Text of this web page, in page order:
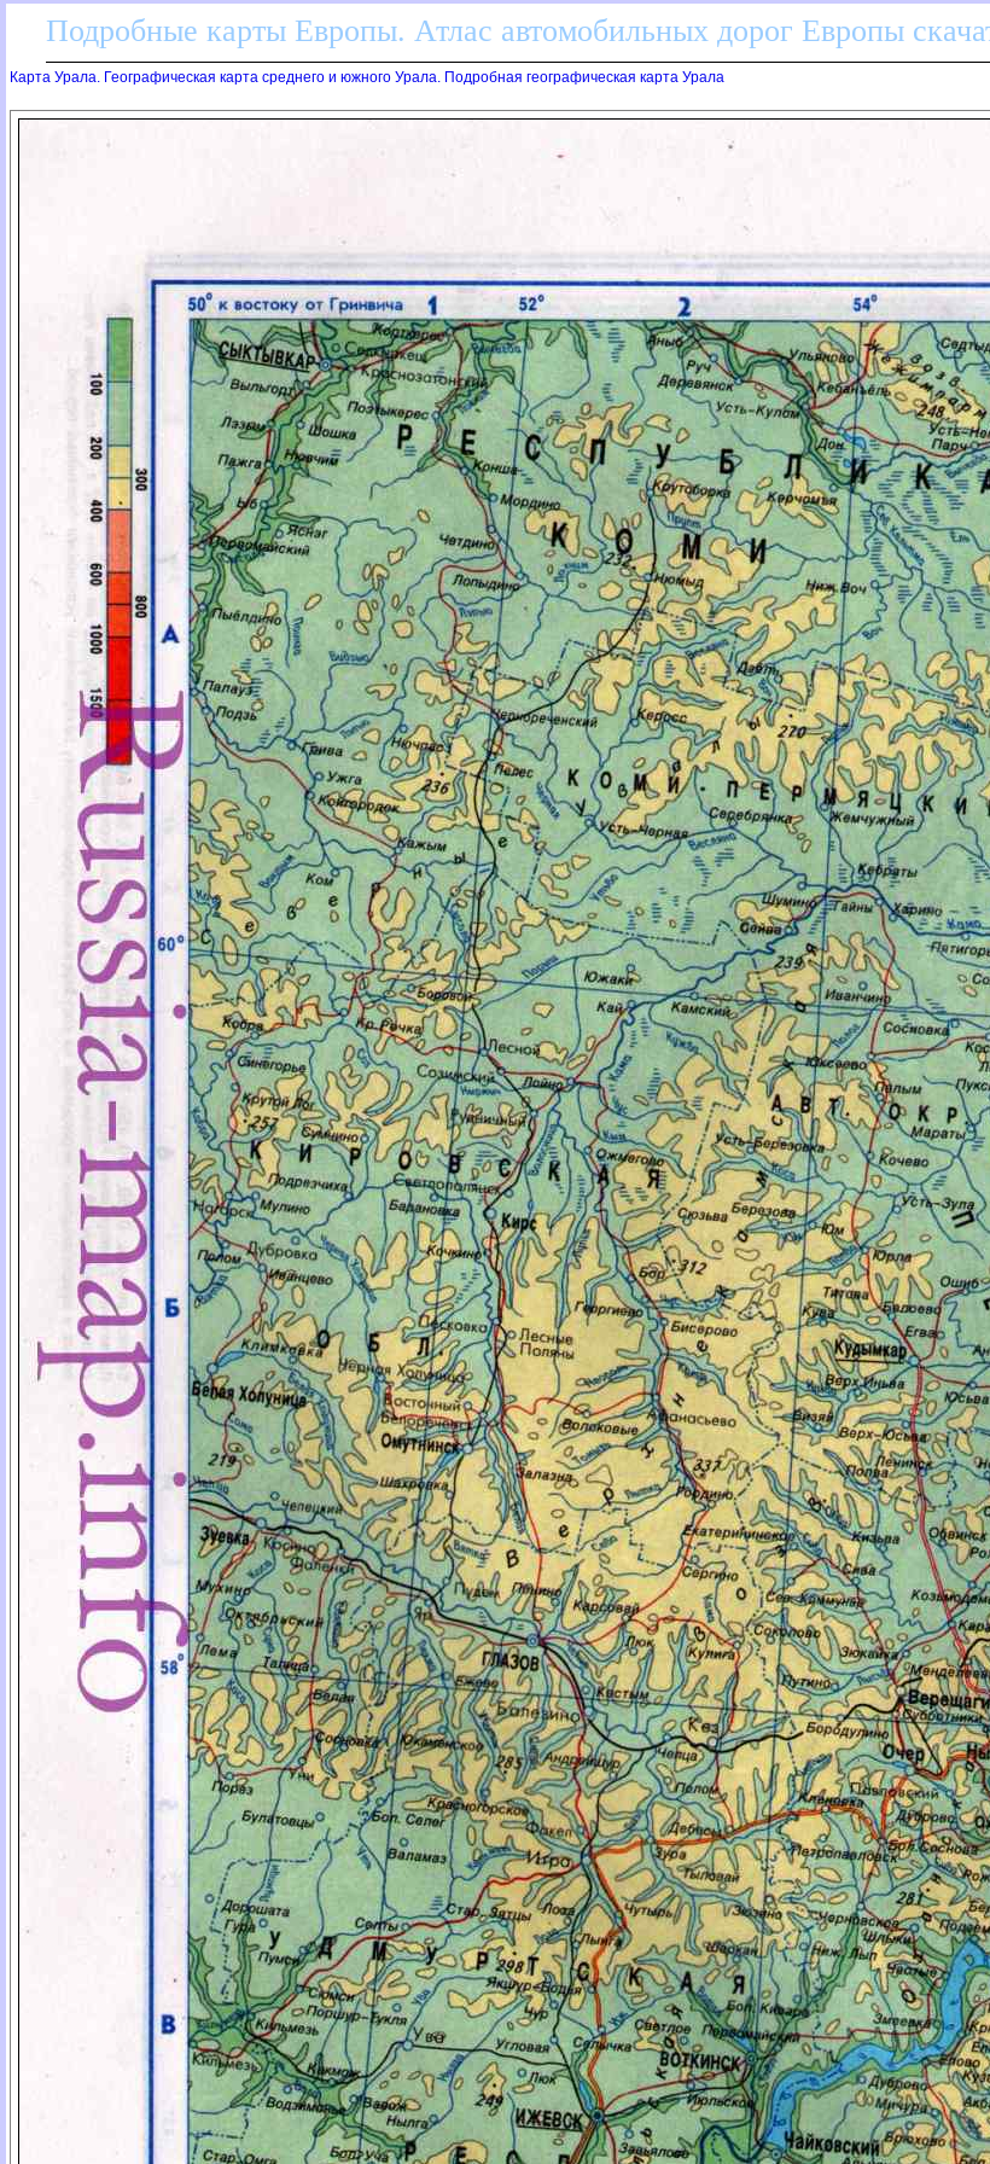
Подробные карты Европы. Атлас автомобильных дорог Европы
Карта Урала. Географическая карта среднего и южного Урала. Подробная географическая карта Урала